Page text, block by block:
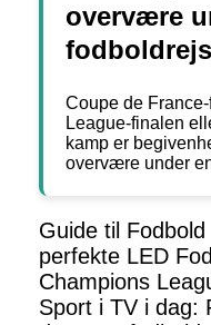
overvære
Coupe de
League-finalen
kamp er
overvære under
Guide til
perfekte LED
Champions
Sport i TV i dag: